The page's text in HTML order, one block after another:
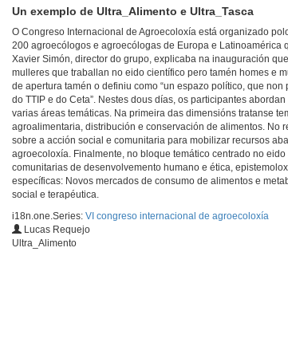
Un exemplo de Ultra_Alimento e Ultra_Tasca
O Congreso Internacional de Agroecoloxía está organizado
200 agroecólogos e agroecólogas de Europa e
Xavier Simón, director do grupo, explicaba na inauguración
mulleres que traballan no eido científico pero tamén homes e
de apertura tamén o definiu como “un espazo político, que
do TTIP e do Ceta”. Nestes dous días, os participantes
varias áreas temáticas. Na primeira das dimensións tratanse
agroalimentaria, distribución e conservación de alimentos. No
sobre a acción social e comunitaria para mobilizar recursos
agroecoloxía. Finalmente, no bloque temático centrado no
comunitarias de desenvolvemento humano e ética,
específicas: Novos mercados de consumo de alimentos e
social e terapéutica.
i18n.one.Series: VI congreso internacional de agroecoloxía
Lucas Requejo
Ultra_Alimento